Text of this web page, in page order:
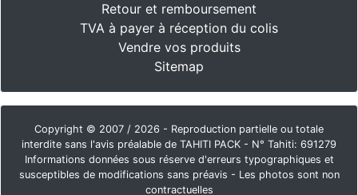
Retour et remboursement
TVA à payer à réception du colis
Vendre vos produits
Sitemap
Copyright © 2007 / 2026 - Reproduction partielle ou totale
interdite sans l'avis préalable de TAHITI PACK - N° Tahiti: 691279
Informations données sous réserve d'erreurs typographiques et
susceptibles de modifications sans préavis - Les photos sont non
contractuelles